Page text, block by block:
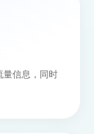
量信息，同时